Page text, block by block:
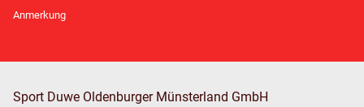
Anmerkung
Sport Duwe Oldenburger Münsterland GmbH